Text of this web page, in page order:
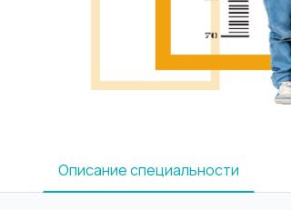
Описание специальности